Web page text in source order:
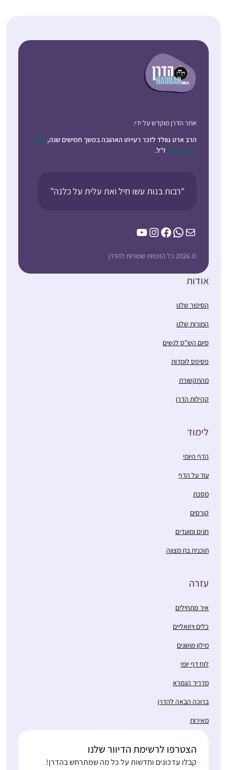
אתר הדרן מוקדש על ידי:
הרב ארט גוולד לזכר רעייתו האהובה במשך חמישים שנה, קרול
ג’וי רובינסון ז”ל.
"רבות בנות עשו חיל ואת עלית על כלנה”
Mail
WhatsApp
Facebook
Instagram
YouTube
© 2026 כל הזכויות שמורות להדרן
אודות
הסיפור שלנו
המורות שלנו
סיום הש”ס לנשים
פסיפס לומדות
מהתקשורת
קהילות הדרן
לימוד
הדף היומי
עוד על הדף
מסכת
קורסים
חגים ומועדים
תוכנית בת מצווה
עזרה
איך מתחילים
כלים ויזואליים
מילון מושגים
לוח דף יומי
מדריך הגמרא
ברוכה הבאה להדרן
מאירות
הצטרפו לרשימת הדיוור שלנו
קבלו עדכונים וחדשות על כל מה שמתרחש בהדרן!